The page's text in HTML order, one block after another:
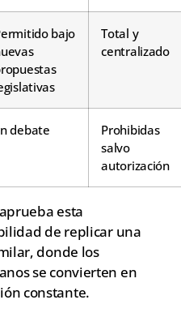
bajo
Total y
centralizado
debate
Prohibidas
salvo
autorización
esta
de replicar una
donde los
se convierten en
constante.